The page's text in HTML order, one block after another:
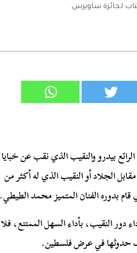
لجائزة ساويرس.
بيدرو والنقيب الذي نقب عن خبايا
الجلاد أو النقيب الذي له أكثر من
بدوره الفنان المتميز محمد الطيطي.
دور النقيب، بأداء السهل الممتنع، فلا
حدوثها في عرض فلسطين.